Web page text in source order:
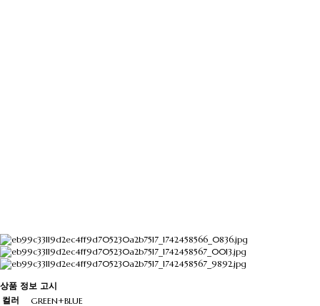
상품 정보 고시
컬러
GREEN+BLUE